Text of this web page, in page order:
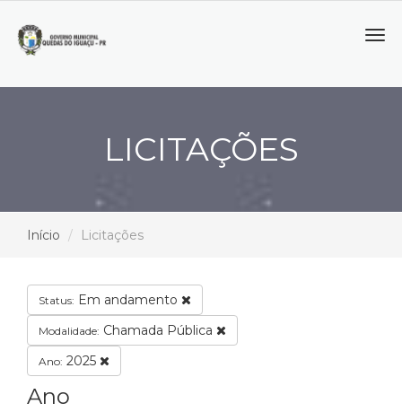
LICITAÇÕES
Início Licitações
Status: Em andamento
Modalidade: Chamada Pública
Ano: 2025
Ano